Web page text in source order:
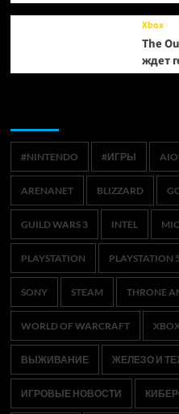
Xbox
The
ждет
#NINTENDO #ИГРЫ
ARENANET BLIZZARD
GUILD WARS 3 INTEL
PLAYSTATION PLAYSTATION 5
SONY STEAM THRONE
WORLD OF WARCRAFT
ВЫЖИВАНИЕ ЖЕЛЕЗО И
ИГРОВЫЕ НОВОСТИ